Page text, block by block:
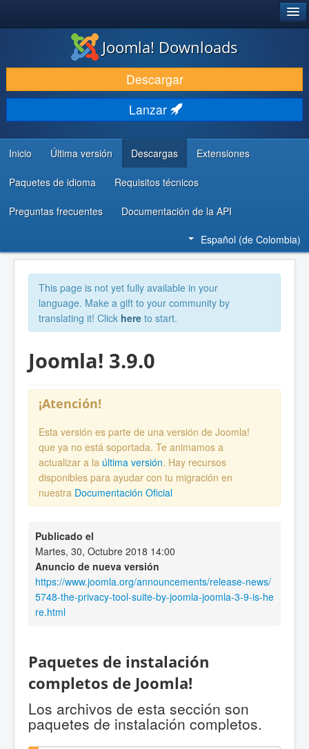
DESCARGAR
DESCUBRE Y APRENDE
COMUNIDAD Y AYUDA
RECURSOS PARA DESARROLLADORES
Joomla! Downloads
Descargar
Lanzar
Inicio Última versión Descargas Extensiones
Paquetes de idioma Requisitos técnicos
Preguntas frecuentes Documentación de la API
Español (de Colombia)
This page is not yet fully available in your
language. Make a gift to your community by
translating it! Click here to start.
Joomla! 3.9.0
¡Atención!
Esta versión es parte de una versión de Joomla!
que ya no está soportada. Te animamos a
actualizar a la última versión. Hay recursos
disponibles para ayudar con tu migración en
nuestra Documentación Oficial
Publicado el
Martes, 30, Octubre 2018 14:00
Anuncio de nueva versión
https://www.joomla.org/announcements/release-news/
5748-the-privacy-tool-suite-by-joomla-joomla-3-9-is-he
re.html
Paquetes de instalación
completos de Joomla!
Los archivos de esta sección son
paquetes de instalación completos.